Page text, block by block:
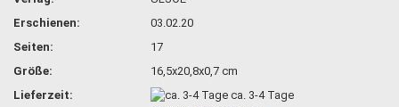
Erschienen:
03.02.20
Seiten:
17
Größe:
16,5x20,8x0,7 cm
Lieferzeit:
ca. 3-4 Tage